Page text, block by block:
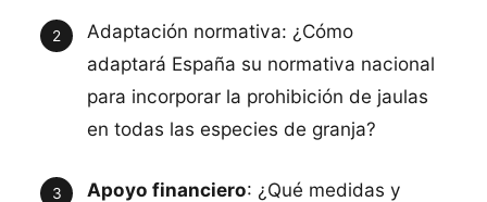
Adaptación normativa: ¿Cómo
adaptará España su normativa nacional
para incorporar la prohibición de jaulas
en todas las especies de granja?
Apoyo financiero: ¿Qué medidas y